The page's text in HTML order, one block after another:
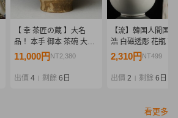
【 幸 茶匠の蔵 】大名
品！ 本手 御本 茶碗 大納
言 日野資枝箱◆当店保証
言葉』
11,000円 NT2,380
出價 4 剩餘 6日
【流】韓国人間国
浩 白磁透彫 花瓶 高
共箱 HF081
2,310円 NT499
出價 2 剩餘 6日
看更多